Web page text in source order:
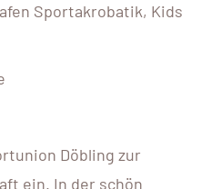
Sportakrobatik, Kids
Döbling zur
ein. In der schön